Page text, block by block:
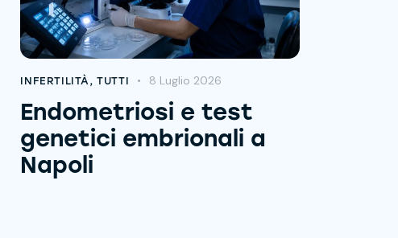
INFERTILITÀ,TUTTI 8 Luglio 2026
Endometriosi e test
genetici embrionali a
Napoli